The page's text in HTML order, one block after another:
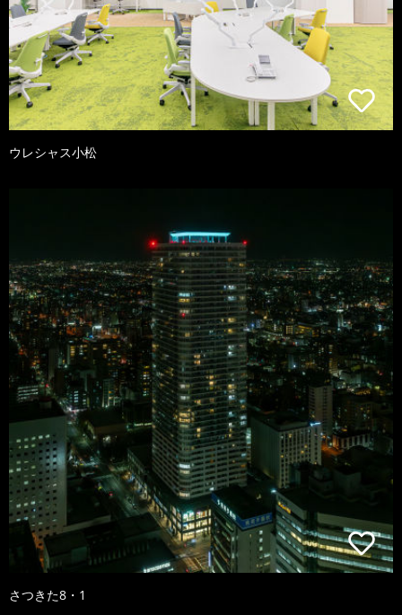
ウレシャス小松
さつきた8・1